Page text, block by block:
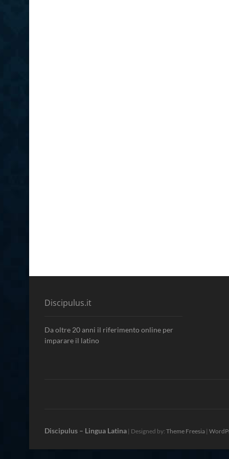
Discipulus.it
Da oltre 20 anni il riferimento online per
imparare il latino
Discipulus – Lingua Latina | Designed by: Theme Freesia |